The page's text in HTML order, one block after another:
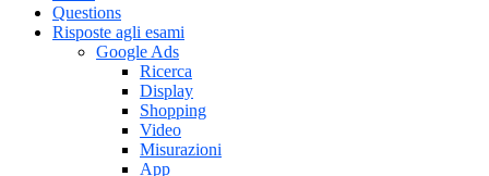
Questions
Risposte agli esami
Google Ads
Ricerca
Display
Shopping
Video
Misurazioni
App